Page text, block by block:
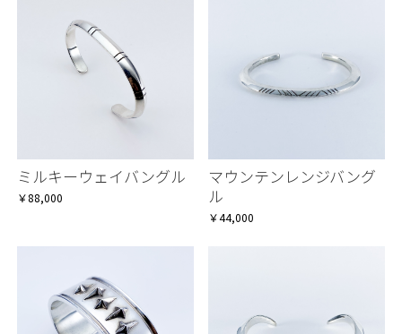
ミルキーウェイバングル
￥88,000
マウンテンレンジバング
ル
￥44,000